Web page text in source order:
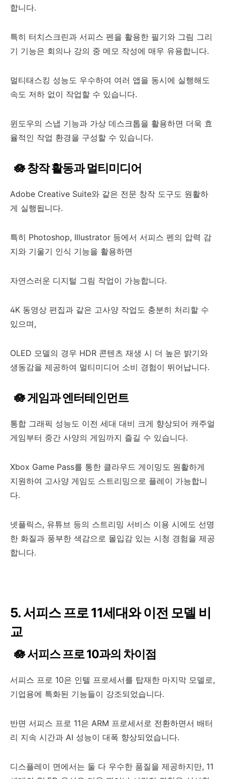
합니다.
특히 터치스크린과 서피스 펜을 활용한 필기와 그림 그리
기 기능은 회의나 강의 중 메모 작성에 매우 유용합니다.
멀티태스킹 성능도 우수하여 여러 앱을 동시에 실행해도
속도 저하 없이 작업할 수 있습니다.
윈도우의 스냅 기능과 가상 데스크톱을 활용하면 더욱 효
율적인 작업 환경을 구성할 수 있습니다.
🪷 창작 활동과 멀티미디어
Adobe Creative Suite와 같은 전문 창작 도구도 원활하
게 실행됩니다.
특히 Photoshop, Illustrator 등에서 서피스 펜의 압력 감
지와 기울기 인식 기능을 활용하면
자연스러운 디지털 그림 작업이 가능합니다.
4K 동영상 편집과 같은 고사양 작업도 충분히 처리할 수
있으며,
OLED 모델의 경우 HDR 콘텐츠 재생 시 더 높은 밝기와
생동감을 제공하여 멀티미디어 소비 경험이 뛰어납니다.
🪷 게임과 엔터테인먼트
통합 그래픽 성능도 이전 세대 대비 크게 향상되어 캐주얼
게임부터 중간 사양의 게임까지 즐길 수 있습니다.
Xbox Game Pass를 통한 클라우드 게이밍도 원활하게
지원하여 고사양 게임도 스트리밍으로 플레이 가능합니
다.
넷플릭스, 유튜브 등의 스트리밍 서비스 이용 시에도 선명
한 화질과 풍부한 색감으로 몰입감 있는 시청 경험을 제공
합니다.
5. 서피스 프로 11세대와 이전 모델 비
교
🪷 서피스 프로 10과의 차이점
서피스 프로 10은 인텔 프로세서를 탑재한 마지막 모델로,
기업용에 특화된 기능들이 강조되었습니다.
반면 서피스 프로 11은 ARM 프로세서로 전환하면서 배터
리 지속 시간과 AI 성능이 대폭 향상되었습니다.
디스플레이 면에서는 둘 다 우수한 품질을 제공하지만, 11